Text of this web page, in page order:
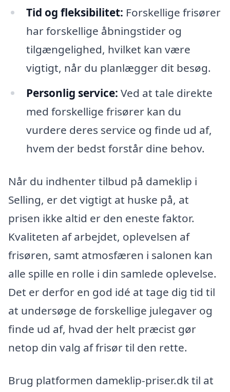
Tid og fleksibilitet: Forskellige frisører
har forskellige åbningstider og
tilgængelighed, hvilket kan være
vigtigt, når du planlægger dit besøg.
Personlig service: Ved at tale direkte
med forskellige frisører kan du
vurdere deres service og finde ud af,
hvem der bedst forstår dine behov.
Når du indhenter tilbud på dameklip i
Selling, er det vigtigt at huske på, at
prisen ikke altid er den eneste faktor.
Kvaliteten af arbejdet, oplevelsen af
frisøren, samt atmosfæren i salonen kan
alle spille en rolle i din samlede oplevelse.
Det er derfor en god idé at tage dig tid til
at undersøge de forskellige julegaver og
finde ud af, hvad der helt præcist gør
netop din valg af frisør til den rette.
Brug platformen dameklip-priser.dk til at